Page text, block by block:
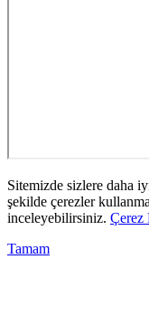
Sitemizde sizlere daha
şekilde çerezler
inceleyebilirsiniz. Çerez
Tamam